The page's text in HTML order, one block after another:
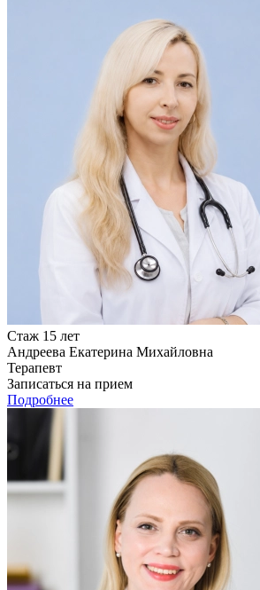
Стаж 15 лет
Андреева Екатерина Михайловна
Терапевт
Записаться на прием
Подробнее